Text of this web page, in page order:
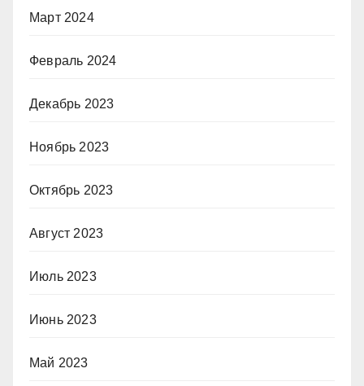
Март 2024
Февраль 2024
Декабрь 2023
Ноябрь 2023
Октябрь 2023
Август 2023
Июль 2023
Июнь 2023
Май 2023